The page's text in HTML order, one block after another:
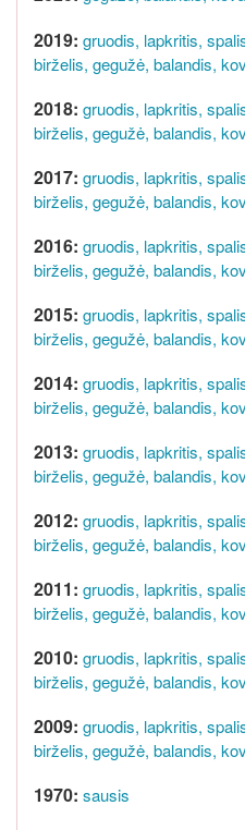
2019: gruodis, lapkritis,
birželis, gegužė, balandis,
2018: gruodis, lapkritis,
birželis, gegužė, balandis,
2017: gruodis, lapkritis,
birželis, gegužė, balandis,
2016: gruodis, lapkritis,
birželis, gegužė, balandis,
2015: gruodis, lapkritis,
birželis, gegužė, balandis,
2014: gruodis, lapkritis,
birželis, gegužė, balandis,
2013: gruodis, lapkritis,
birželis, gegužė, balandis,
2012: gruodis, lapkritis,
birželis, gegužė, balandis,
2011: gruodis, lapkritis,
birželis, gegužė, balandis,
2010: gruodis, lapkritis,
birželis, gegužė, balandis,
2009: gruodis, lapkritis,
birželis, gegužė, balandis,
1970: sausis